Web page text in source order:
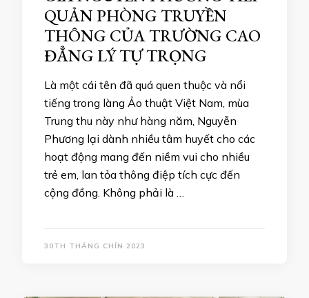
QUẢN PHÒNG TRUYỀN
THÔNG CỦA TRƯỜNG CAO
ĐẲNG LÝ TỰ TRỌNG
Là một cái tên đã quá quen thuộc và nổi
tiếng trong làng Ảo thuật Việt Nam, mùa
Trung thu này như hàng năm, Nguyễn
Phương lại dành nhiều tâm huyết cho các
hoạt động mang đến niềm vui cho nhiều
trẻ em, lan tỏa thông điệp tích cực đến
cộng đồng. Không phải là …
30TH THÁNG CHÍN 2023